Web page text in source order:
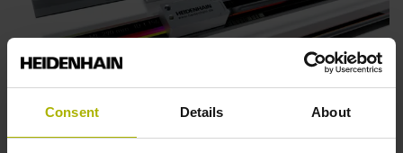
Consent Details About